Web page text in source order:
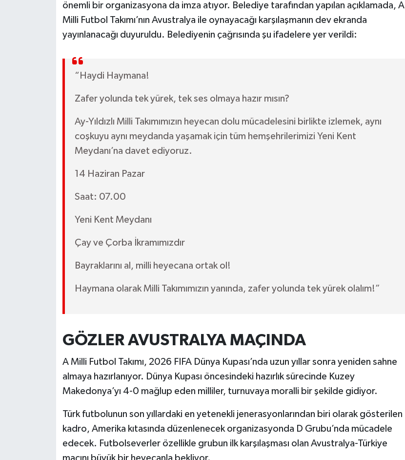
önemli bir organizasyona da imza atıyor. Belediye tarafından yapılan açıklamada, A
Milli Futbol Takımı’nın Avustralya ile oynayacağı karşılaşmanın dev ekranda
yayınlanacağı duyuruldu. Belediyenin çağrısında şu ifadelere yer verildi:
“Haydi Haymana!
Zafer yolunda tek yürek, tek ses olmaya hazır mısın?
Ay-Yıldızlı Milli Takımımızın heyecan dolu mücadelesini birlikte izlemek, aynı
coşkuyu aynı meydanda yaşamak için tüm hemşehrilerimizi Yeni Kent
Meydanı’na davet ediyoruz.
14 Haziran Pazar
Saat: 07.00
Yeni Kent Meydanı
Çay ve Çorba İkramımızdır
Bayraklarını al, milli heyecana ortak ol!
Haymana olarak Milli Takımımızın yanında, zafer yolunda tek yürek olalım!”
GÖZLER AVUSTRALYA MAÇINDA
A Milli Futbol Takımı, 2026 FIFA Dünya Kupası’nda uzun yıllar sonra yeniden sahne
almaya hazırlanıyor. Dünya Kupası öncesindeki hazırlık sürecinde Kuzey
Makedonya’yı 4-0 mağlup eden milliler, turnuvaya moralli bir şekilde gidiyor.
Türk futbolunun son yıllardaki en yetenekli jenerasyonlarından biri olarak gösterilen
kadro, Amerika kıtasında düzenlenecek organizasyonda D Grubu’nda mücadele
edecek. Futbolseverler özellikle grubun ilk karşılaşması olan Avustralya-Türkiye
maçını büyük bir heyecanla bekliyor.